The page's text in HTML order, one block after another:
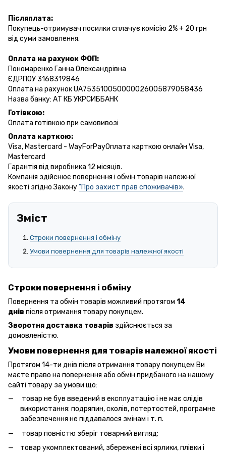
Післяплата:
Покупець-отримувач посилки сплачує комісію 2% + 20 грн
від суми замовлення.
Оплата на рахунок ФОП:
Пономаренко Ганна Олександрівна
ЄДРПОУ 3168319846
Оплата на рахунок UA753510050000026005879058436
Назва банку: АТ КБ УКРСИББАНК
Готівкою:
Оплата готівкою при самовивозі
Оплата карткою:
Visa, Mastercard - WayForPayОплата карткою онлайн Visa,
Mastercard
Гарантія від виробника 12 місяців.
Компанія здійснює повернення і обмін товарів належної
якості згідно Закону"Про захист прав споживачів».
Зміст
Строки повернення і обміну
Умови повернення для товарів належної якості
Строки повернення і обміну
Повернення та обмін товарів можливий протягом 14
днів після отримання товару покупцем.
Зворотня доставка товарів здійснюється за
домовленістю.
Умови повернення для товарів належної якості
Протягом 14-ти днів після отримання товару покупцем Ви
маєте право на повернення або обмін придбаного на нашому
сайті товару за умови що:
товар не був введений в експлуатацію і не має слідів
використання: подряпин, сколів, потертостей, програмне
забезпечення не піддавалося змінам і т. п.
товар повністю зберіг товарний вигляд;
товар укомплектований, збережені всі ярлики, плівки і